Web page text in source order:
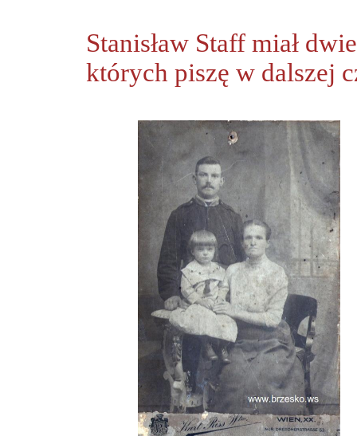
Stanisław Staff miał
których piszę w dalszej